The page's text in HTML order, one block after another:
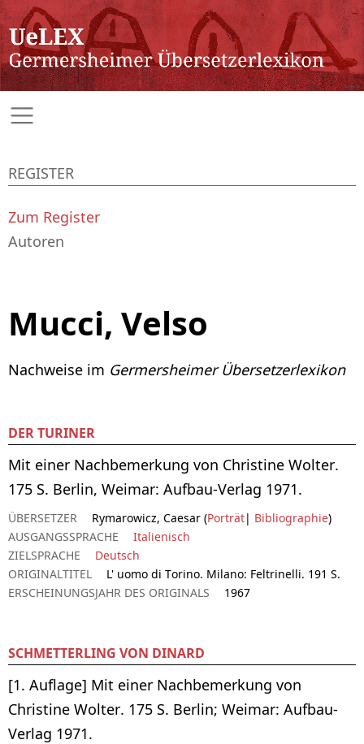
Mucci, Velso
Nachweise im Germersheimer Übersetzerlexikon
DER TURINER
Mit einer Nachbemerkung von Christine Wolter.
175 S. Berlin, Weimar: Aufbau-Verlag 1971.
ÜBERSETZER Rymarowicz, Caesar (Porträt| Bibliographie)
AUSGANGSSPRACHE
Italienisch
ZIELSPRACHE
Deutsch
ORIGINALTITEL
L' uomo di Torino. Milano: Feltrinelli. 191 S.
ERSCHEINUNGSJAHR DES ORIGINALS
1967
SCHMETTERLING VON DINARD
[1. Auflage] Mit einer Nachbemerkung von
Christine Wolter. 175 S. Berlin; Weimar: Aufbau-
Verlag 1971.
REGISTER
Zum Register
Autoren